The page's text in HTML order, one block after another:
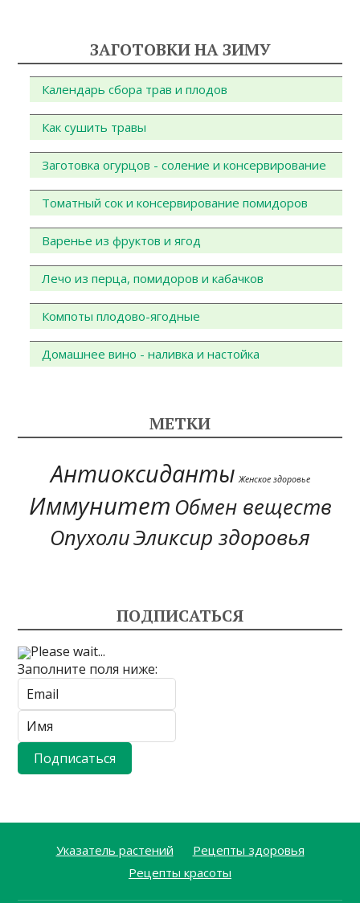
ЗАГОТОВКИ НА ЗИМУ
Календарь сбора трав и плодов
Как сушить травы
Заготовка огурцов - соление и консервирование
Томатный сок и консервирование помидоров
Варенье из фруктов и ягод
Лечо из перца, помидоров и кабачков
Компоты плодово-ягодные
Домашнее вино - наливка и настойка
МЕТКИ
Антиоксиданты Женское здоровье
Иммунитет Обмен веществ
ОпухолиЭликсир здоровья
ПОДПИСАТЬСЯ
Please wait...
Заполните поля ниже:
Указатель растений
Рецепты здоровья
Рецепты красоты